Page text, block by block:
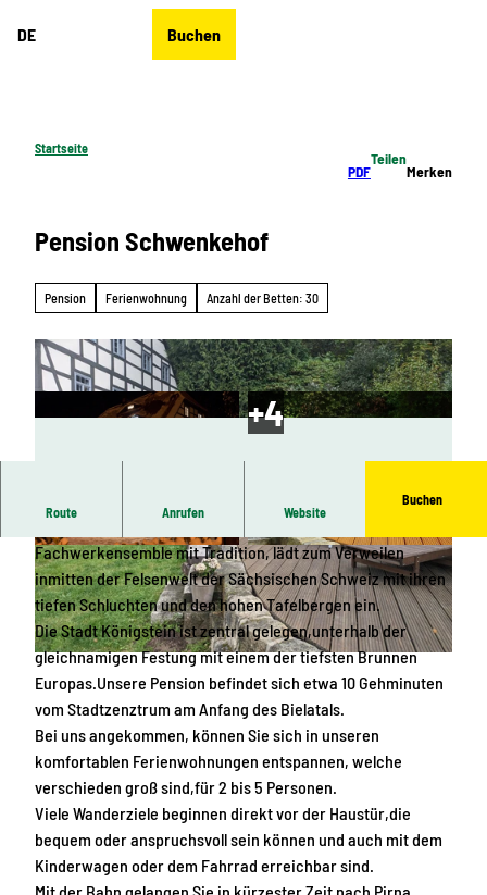
DE Buchen
Startseite
PDF
Teilen
Merken
Pension Schwenkehof
Pension Ferienwohnung Anzahl der Betten: 30
© Klaus & Jana Richter |CC-BY-SA
© Klaus & Jana Richter |CC-BY-SA © Klaus & Jana Richter |CC-BY-SA
Route Anrufen Website
Buchen
Fachwerkensemble mit Tradition, lädt zum Verweilen
inmitten der Felsenwelt der Sächsischen Schweiz mit ihren
tiefen Schluchten und den hohen Tafelbergen ein.
Die Stadt Königstein ist zentral gelegen,unterhalb der
gleichnamigen Festung mit einem der tiefsten Brunnen
Europas.Unsere Pension befindet sich etwa 10 Gehminuten
vom Stadtzenztrum am Anfang des Bielatals.
Bei uns angekommen, können Sie sich in unseren
komfortablen Ferienwohnungen entspannen, welche
verschieden groß sind,für 2 bis 5 Personen.
Viele Wanderziele beginnen direkt vor der Haustür,die
bequem oder anspruchsvoll sein können und auch mit dem
Kinderwagen oder dem Fahrrad erreichbar sind.